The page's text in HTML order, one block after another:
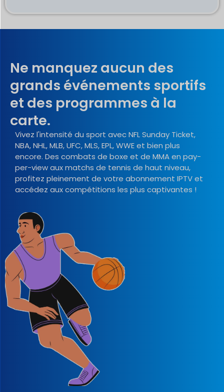
Ne manquez aucun des
grands événements sportifs
et des programmes à la
carte.
Vivez l'intensité du sport avec NFL Sunday Ticket,
NBA, NHL, MLB, UFC, MLS, EPL, WWE et bien plus
encore. Des combats de boxe et de MMA en pay-
per-view aux matchs de tennis de haut niveau,
profitez pleinement de votre abonnement IPTV et
accédez aux compétitions les plus captivantes !